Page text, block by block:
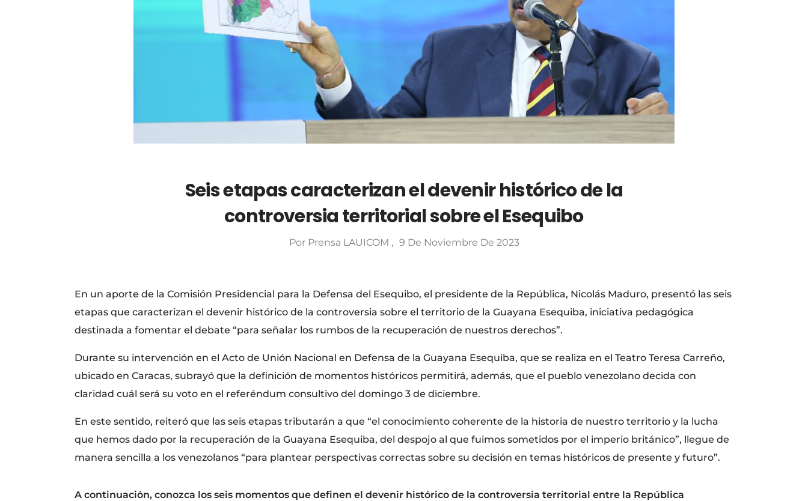
Seis etapas caracterizan el devenir histórico de la
controversia territorial sobre el Esequibo
9 De Noviembre De 2023
Por Prensa LAUICOM
En un aporte de la Comisión Presidencial para la Defensa del Esequibo, el presidente de la República, Nicolás Maduro, presentó las seis
etapas que caracterizan el devenir histórico de la controversia sobre el territorio de la Guayana Esequiba, iniciativa pedagógica
destinada a fomentar el debate “para señalar los rumbos de la recuperación de nuestros derechos”.
Durante su intervención en el Acto de Unión Nacional en Defensa de la Guayana Esequiba, que se realiza en el Teatro Teresa Carreño,
ubicado en Caracas, subrayó que la definición de momentos históricos permitirá, además, que el pueblo venezolano decida con
claridad cuál será su voto en el referéndum consultivo del domingo 3 de diciembre.
En este sentido, reiteró que las seis etapas tributarán a que “el conocimiento coherente de la historia de nuestro territorio y la lucha
que hemos dado por la recuperación de la Guayana Esequiba, del despojo al que fuimos sometidos por el imperio británico”, llegue de
manera sencilla a los venezolanos “para plantear perspectivas correctas sobre su decisión en temas históricos de presente y futuro”.
A continuación, conozca los seis momentos que definen el devenir histórico de la controversia territorial entre la República